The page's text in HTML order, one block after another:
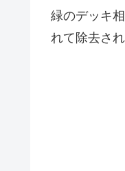
緑のデッキ
れて除去さ